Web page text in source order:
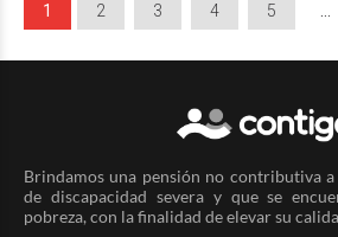
1 2 3 4 5
Brindamos una pensión no contributiva
de discapacidad severa y que se
pobreza, con la finalidad de elevar su